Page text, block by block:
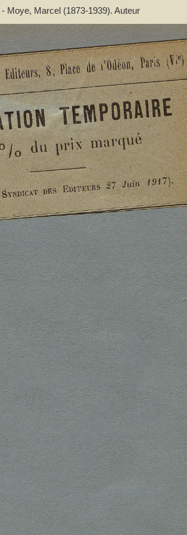
Moye, Marcel (1873-1939). Auteur